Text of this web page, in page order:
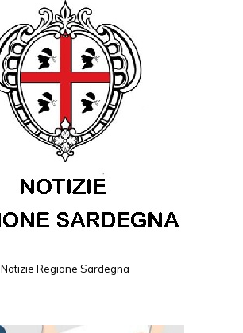
Notizie Regione Sardegna